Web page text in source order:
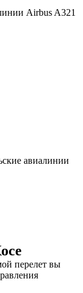
Airbus A321
авиалинии
перелет вы